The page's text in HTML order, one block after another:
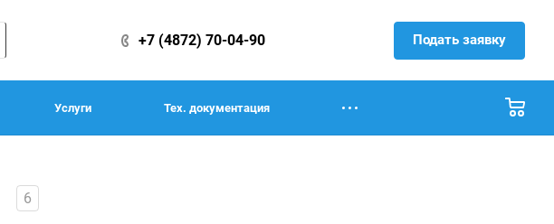
+7 (4872) 70-04-90 Подать заявку
Услуги Тех. документация
6